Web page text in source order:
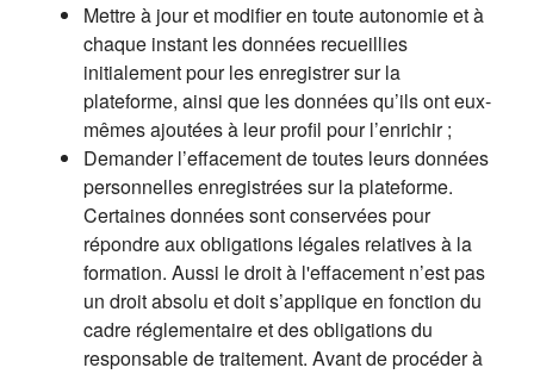
Mettre à jour et modifier en toute autonomie et à
chaque instant les données recueillies
initialement pour les enregistrer sur la
plateforme, ainsi que les données qu’ils ont eux-
mêmes ajoutées à leur profil pour l’enrichir ;
Demander l’effacement de toutes leurs données
personnelles enregistrées sur la plateforme.
Certaines données sont conservées pour
répondre aux obligations légales relatives à la
formation. Aussi le droit à l'effacement n’est pas
un droit absolu et doit s’applique en fonction du
cadre réglementaire et des obligations du
responsable de traitement. Avant de procéder à